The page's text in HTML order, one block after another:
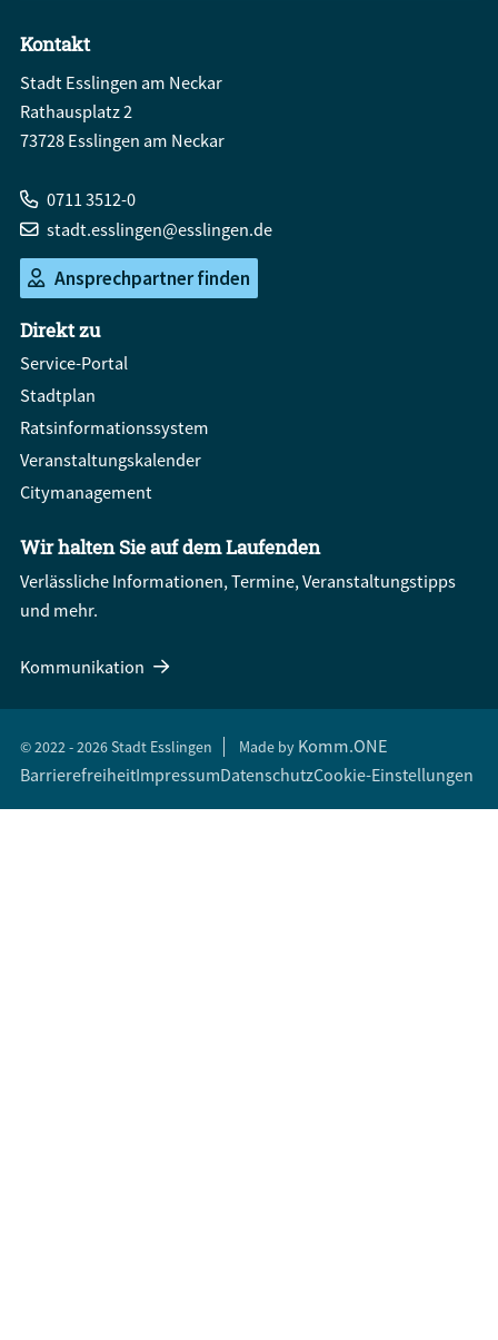
Kontakt
Stadt Esslingen am Neckar
Rathausplatz 2
73728 Esslingen am Neckar
0711 3512-0
stadt.esslingen@esslingen.de
Ansprechpartner finden
Direkt zu
Service-Portal
Stadtplan
Ratsinformationssystem
Veranstaltungskalender
Citymanagement
Wir halten Sie auf dem Laufenden
Verlässliche Informationen, Termine, Veranstaltungstipps
und mehr.
Kommunikation
© 2022 - 2026 Stadt Esslingen Made by Komm.ONE
BarrierefreiheitImpressumDatenschutzCookie-Einstellungen